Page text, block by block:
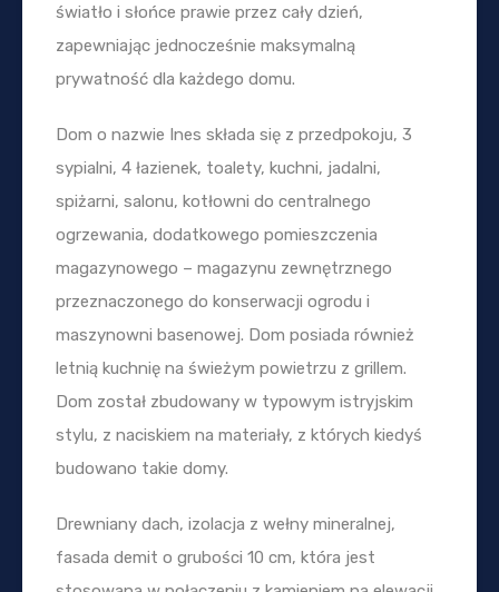
światło i słońce prawie przez cały dzień,
zapewniając jednocześnie maksymalną
prywatność dla każdego domu.
Dom o nazwie Ines składa się z przedpokoju, 3
sypialni, 4 łazienek, toalety, kuchni, jadalni,
spiżarni, salonu, kotłowni do centralnego
ogrzewania, dodatkowego pomieszczenia
magazynowego – magazynu zewnętrznego
przeznaczonego do konserwacji ogrodu i
maszynowni basenowej. Dom posiada również
letnią kuchnię na świeżym powietrzu z grillem.
Dom został zbudowany w typowym istryjskim
stylu, z naciskiem na materiały, z których kiedyś
budowano takie domy.
Drewniany dach, izolacja z wełny mineralnej,
fasada demit o grubości 10 cm, która jest